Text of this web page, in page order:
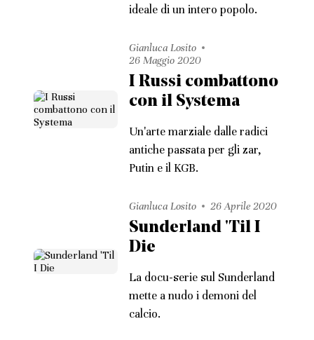
ideale di un intero popolo.
Gianluca Losito
26 Maggio 2020
I Russi combattono
con il Systema
Un'arte marziale dalle radici
antiche passata per gli zar,
Putin e il KGB.
Gianluca Losito 26 Aprile 2020
Sunderland 'Til I
Die
La docu-serie sul Sunderland
mette a nudo i demoni del
calcio.